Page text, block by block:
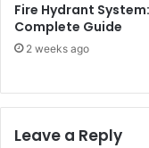
Fire Hydrant
Complete Guide
2 weeks ago
Leave a Reply